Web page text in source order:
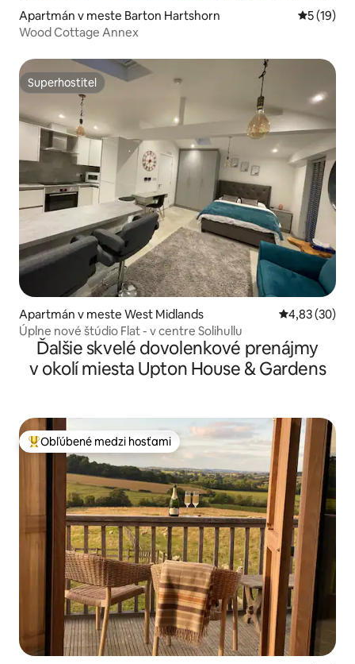
Apartmán v meste Barton Hartshorn
5 (19)
Wood Cottage Annex
Superhostiteľ
Superhostiteľ
Apartmán v meste West Midlands Priemerné
4,83 (30)
Úplne nové štúdio Flat - v centre Solihullu
Ďalšie skvelé dovolenkové prenájmy
v okolí miesta Upton House & Gardens
Najobľúbenejšie medzi hosťami
Obľúbené medzi hosťami